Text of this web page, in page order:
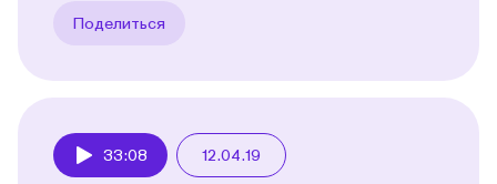
Поделиться
33:08 12.04.19